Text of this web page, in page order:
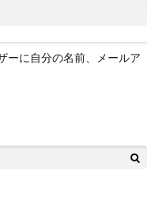
ーに自分の名前、メールア